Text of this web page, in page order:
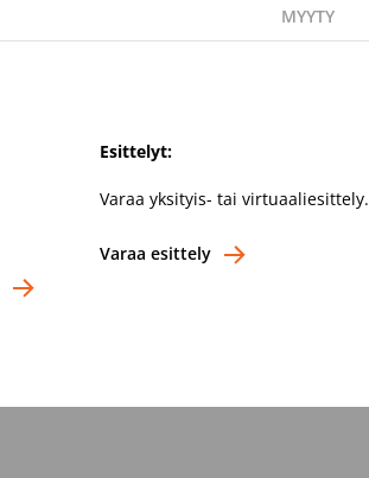
MYYTY
Esittelyt:
Varaa yksityis- tai virtuaaliesittely.
Varaa esittely